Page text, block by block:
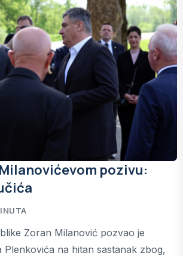
pozivu:
Zoran Milanović pozvao je
Plenkovića na hitan sastanak zbog,